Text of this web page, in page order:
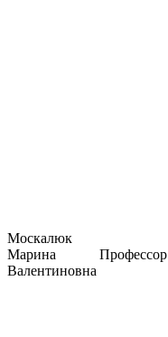
Москалюк
Марина
Валентиновна
Профессор